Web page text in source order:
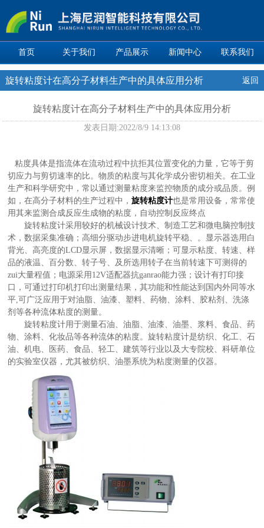
首页 关于我们 产品展示 新闻中心 联系我们
旋转粘度计在高分子材料生产中的具体应用分析 返回
旋转粘度计在高分子材料生产中的具体应用分析
发表日期:2022/8/9 14:13:08
粘度具体是指流体在流动过程中抗拒其位置变化的力量，它等于剪
切应力与剪切速率的比。物质的粘度与其化学成分密切相关。在工业
生产和科学研究中，常以通过测量粘度来监控物质的成分或品质。例
如，在高分子材料的生产过程中，旋转粘度计也是常用设备，常常使
用其来监测合成反应生成物的粘度，自动控制反应终点
旋转粘度计采用较好的机械设计技术、制造工艺和微电脑控制技
术，数据采集准确；高细分驱动步进电机旋转平稳、。显示器选用白
背光、高亮度的LCD显示屏，数据显示清晰；可显示粘度、转速、样
品的液温、百分数、转子号、及所选用转子在当前转速下可测得的
zui大量程值；电源采用12V适配器抗ganrao能力强；设计有打印接
口，可通过打印机打印出测量结果，其功能和性能达到国内外同等水
平,可广泛应用于对油脂、油漆、塑料、药物、涂料、胶粘剂、洗涤
剂等各种流体粘度的测量。
旋转粘度计用于测量石油、油脂、油漆、油墨、浆料、食品、药
物、涂料、化妆品等各种流体的粘度。旋转粘度计是纺织、化工、石
油、机电、医药、食品、轻工、建筑等行业以及大专院校、科研单位
的实验室仪器，尤其被纺织、油墨系统为粘度测量的仪器。